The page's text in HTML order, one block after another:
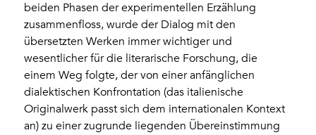
beiden Phasen der experimentellen Erzählung
zusammenfloss, wurde der Dialog mit den
übersetzten Werken immer wichtiger und
wesentlicher für die literarische Forschung, die
einem Weg folgte, der von einer anfänglichen
dialektischen Konfrontation (das italienische
Originalwerk passt sich dem internationalen Kontext
an) zu einer zugrunde liegenden Übereinstimmung